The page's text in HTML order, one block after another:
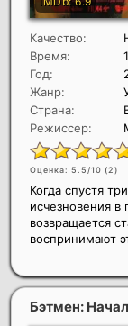
Качество:
Время:
Год:
Жанр:
Страна:
Режиссер:
Оценка: 5.5/10 (2)
Когда спустя
исчезновения
возвращается
воспринимают
Бэтмен: